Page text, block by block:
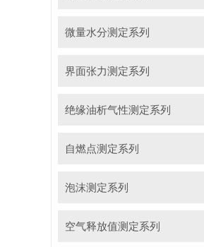
微量水分测定系列
界面张力测定系列
绝缘油析气性测定系列
自燃点测定系列
泡沫测定系列
空气释放值测定系列